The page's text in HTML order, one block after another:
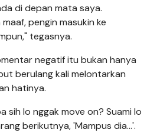
di depan mata saya.
pengin masukin ke
tegasnya.
negatif itu bukan hanya
berulang kali melontarkan
hatinya.
sih lo nggak move on? Suami lo
berikutnya, 'Mampus dia...'.